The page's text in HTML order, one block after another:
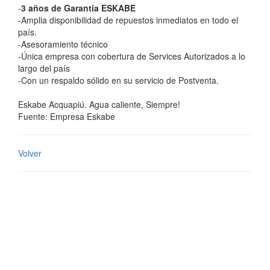
-3 años de Garantía ESKABE
-Amplia disponibilidad de repuestos inmediatos en todo el
país.
-Asesoramiento técnico
-Única empresa con cobertura de Services Autorizados a lo
largo del país
-Con un respaldo sólido en su servicio de Postventa.
Eskabe Acquapiú. Agua caliente, Siempre!
Fuente: Empresa Eskabe
Volver